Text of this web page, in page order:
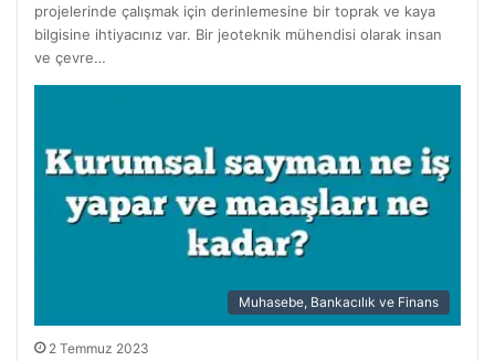
projelerinde çalışmak için derinlemesine bir toprak ve kaya
bilgisine ihtiyacınız var. Bir jeoteknik mühendisi olarak insan
ve çevre…
Muhasebe, Bankacılık ve Finans
2 Temmuz 2023